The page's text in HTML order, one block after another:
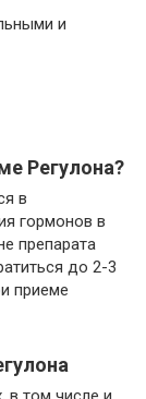
и
Регулона?
в
гормонов в
препарата
до 2-3
приеме